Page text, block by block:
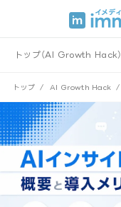
トップ（AI Growth Hack）
トップ / AI Growth Hack /